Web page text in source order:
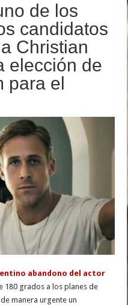
de los
candidatos
Christian
elección de
para el
abandono del actor
180 grados a los planes de
manera urgente un